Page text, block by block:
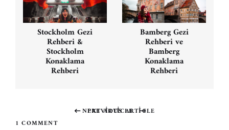
Stockholm Gezi
Rehberi &
Stockholm
Konaklama
Rehberi
Bamberg Gezi
Rehberi ve
Bamberg
Konaklama
Rehberi
PREVIOUS ARTICLE
Previous
NEXT ARTICLE
Next
1 COMMENT